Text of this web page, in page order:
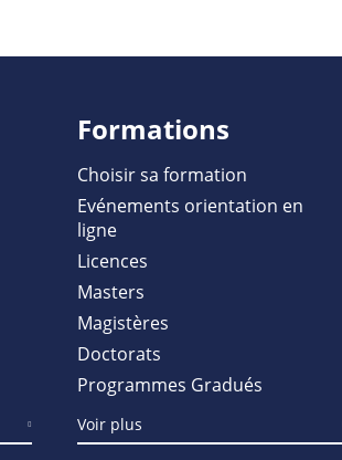
Formations
Choisir sa formation
Evénements orientation en
ligne
Licences
Masters
Magistères
Doctorats
Programmes Gradués
Voir plus